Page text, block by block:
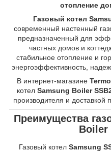
отопление
Газовый котел
современный настенный
предназначенный для
частных домов и
стабильное отопление и
энергоэффективность,
В интернет-магазине
котел Samsung Boiler
производителя и доставкой
Преимущества
Boiler
Газовый котел Samsung